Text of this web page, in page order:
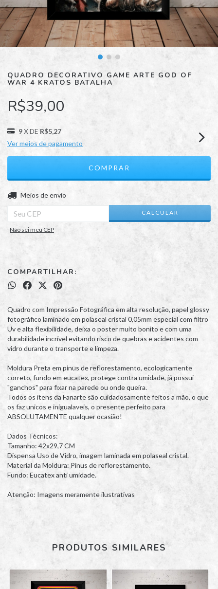
QUADRO DECORATIVO GAME ARTE GOD OF
WAR 4 KRATOS BATALHA
R$39,00
9X DE R$5,27
Ver meios de pagamento
Entregas para o CEP:
Meios de envio
CALCULAR
Não sei meu CEP
COMPARTILHAR:
Quadro com Impressão Fotográfica em alta resolução, papel glossy
fotográfico laminado em polaseal cristal 0,05mm especial com filtro
Uv e alta flexibilidade, deixa o poster muito bonito e com uma
durabilidade incrível evitando risco de quebras e acidentes com
vidro durante o transporte e limpeza.
Moldura Preta em pinus de reflorestamento, ecologicamente
correto, fundo em eucatex, protege contra umidade, já possui
"ganchos" para fixar na parede ou onde queira.
Todos os itens da Fanarte são cuidadosamente feitos a mão, o que
os faz unicos e inigualaveis, o presente perfeito para
ABSOLUTAMENTE qualquer ocasião!
Dados Técnicos:
Tamanho: 42x29,7 CM
Dispensa Uso de Vidro, imagem laminada em polaseal cristal.
Material da Moldura: Pinus de reflorestamento.
Fundo: Eucatex anti umidade.
Atenção: Imagens meramente ilustrativas
PRODUTOS SIMILARES